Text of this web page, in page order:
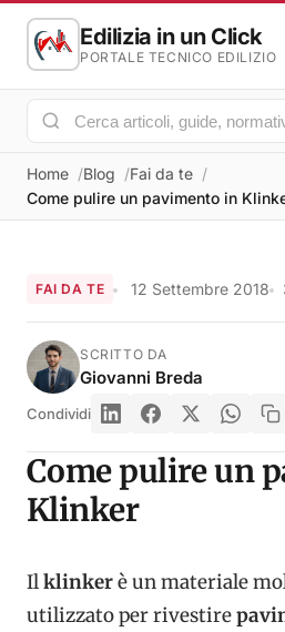
Edilizia in un Click
PORTALE TECNICO EDILIZIO
Home Blog
Fai da te
Come pulire un pavimento in
FAI DA TE 12 Settembre 2018
SCRITTO DA
Giovanni Breda
Condividi
Come pulire un
Klinker
Ilklinkerè un materiale
utilizzato per rivestire